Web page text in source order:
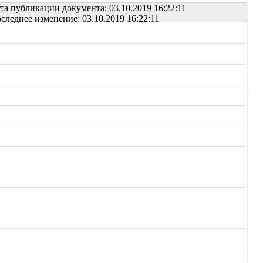
публикации документа: 03.10.2019 16:22:11
изменение: 03.10.2019 16:22:11